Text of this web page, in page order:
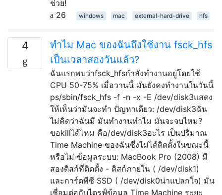
ช่วย!
26
windows mac external-hard-drive hfs
4
ทำไม Mac ของฉันถึงใช้งาน fsck_hfs
เป็นเวลาสองวันแล้ว?
ฉันแรกพบว่าfsck_hfsกำลังทำงานอยู่โดยใช้
CPU 50-75% เมื่อวานนี้ มันยังคงทำงานในวันนี้
ps/sbin/fsck_hfs -f -n -x -E /dev/disk3แสดง
ให้เห็นว่ามันจะทำ ปัญหาเดียว: /dev/disk3ฉัน
ไม่คิดว่าฉันมี มันทำงานทำไม มันจะจบไหม?
ขอkillได้ไหม คือ/dev/disk3อะไร เป็นปริมาณ
Time Machine ของฉันซึ่งไม่ได้ติดตั้งในขณะนี้
หรือไม่ ข้อมูลระบบ: MacBook Pro (2008) มี
สองดิสก์ที่ติดตั้ง - ดิสก์ภายใน ( /dev/disk1)
และการ์ดพีซี SSD ( /dev/disk0น่าแปลกใจ) มัน
เชื่อมต่อกับไดรฟ์ข้อมูล Time Machine ระยะ